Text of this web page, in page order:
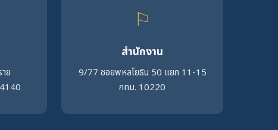
ย
⚐
สำนักงาน
9/77 ซอยพหลโยธิน 50 แยก 11-15
กทม. 10220